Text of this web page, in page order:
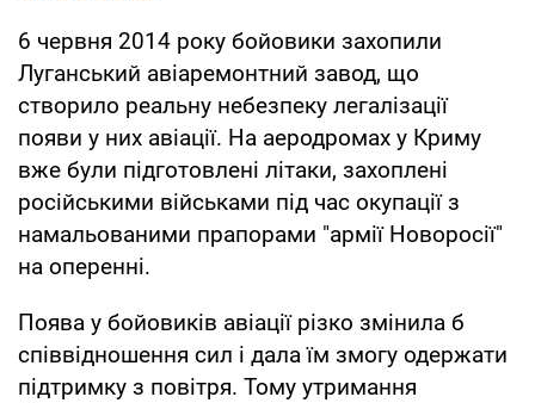
6 червня 2014 року бойовики захопили
Луганський авіаремонтний завод, що
створило реальну небезпеку легалізації
появи у них авіації. На аеродромах у Криму
вже були підготовлені літаки, захоплені
російськими військами під час окупації з
намальованими прапорами "армії Новоросії"
на оперенні.
Поява у бойовиків авіації різко змінила б
співвідношення сил і дала їм змогу одержати
підтримку з повітря. Тому утримання